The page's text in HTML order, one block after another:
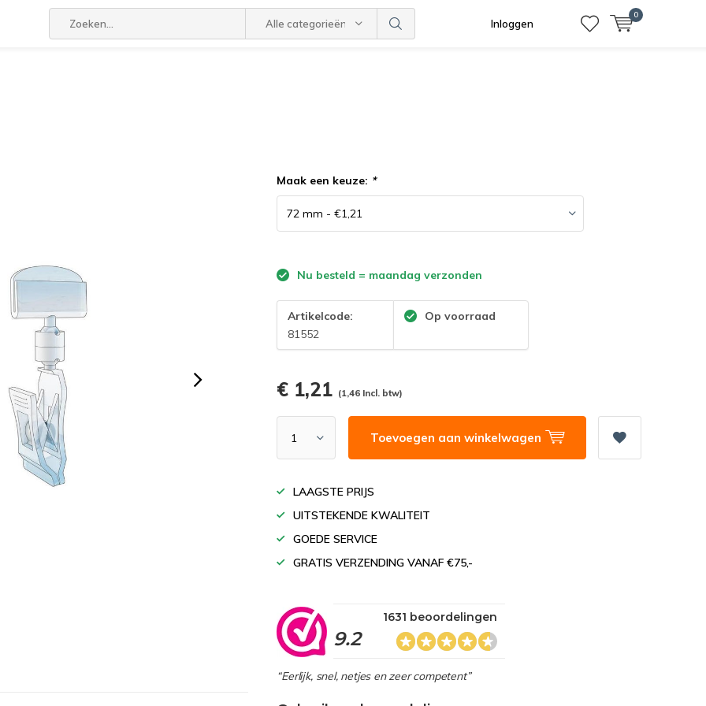
Alle categorieën Inloggen
0
Maak een keuze: *
Nu besteld = maandag verzonden
Artikelcode:
81552
Op voorraad
€ 1,21 (1,46 Incl. btw)
Toevoegen aan winkelwagen
LAAGSTE PRIJS
UITSTEKENDE KWALITEIT
GOEDE SERVICE
GRATIS VERZENDING VANAF €75,-
9.2
1631 beoordelingen
“Eerlijk, snel, netjes en zeer competent”